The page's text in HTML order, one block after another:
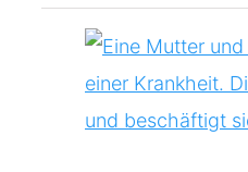
Larger
Image